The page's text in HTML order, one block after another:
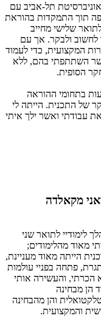
תל-אביב עם
תוך התמקדות בהוראת
שלישי מחייב
ולבקר. אך עם
המקצועית, כדי לעמוד
השתתפתי בהם, ללא
הסופית.
בתחומי ההוראה
של התכנית. הייתה לי
עבודתי ואשר ילך איתי
מקאלדה
לימודיי לתואר שני
מאוד מהלימודים;
הייתה מאוד מעניינת,
פתחה בפניי עולמות
הכרתי, והעשירה אותי
הן מבחינה
והן מהבחינה
והמקצועית.